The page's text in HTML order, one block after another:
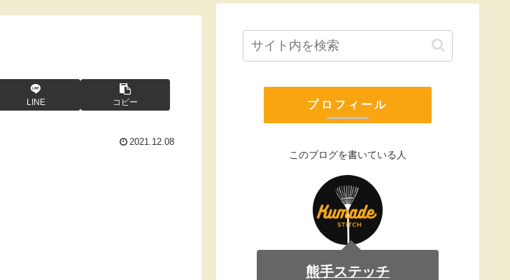
LINE コピー
2021.12.08
プロフィール
このブログを書いている人
熊手ステッチ